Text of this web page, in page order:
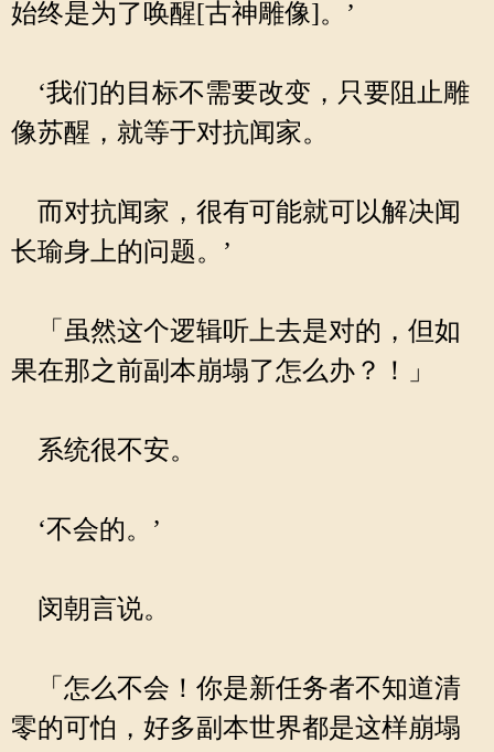
始终是为了唤醒[古神雕像]。’
‘我们的目标不需要改变，只要阻止雕
像苏醒，就等于对抗闻家。
而对抗闻家，很有可能就可以解决闻
长瑜身上的问题。’
「虽然这个逻辑听上去是对的，但如
果在那之前副本崩塌了怎么办？！」
系统很不安。
‘不会的。’
闵朝言说。
「怎么不会！你是新任务者不知道清
零的可怕，好多副本世界都是这样崩塌